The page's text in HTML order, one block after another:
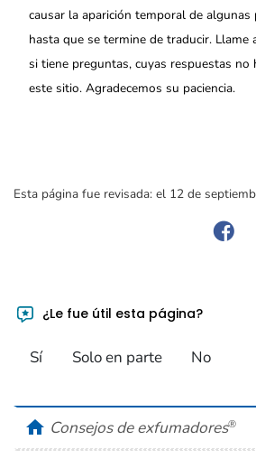
causar la aparición temporal de algunas
hasta que se termine de traducir. Llame
si tiene preguntas, cuyas respuestas no
este sitio. Agradecemos su paciencia.
Esta página fue revisada: el 12 de
¿Le fue útil esta página?
Sí Solo en parte No
homeConsejos de exfumadores®